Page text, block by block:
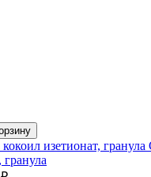
гранула